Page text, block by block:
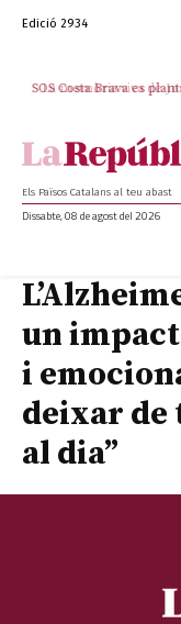
Edició 2934
La memòria viva de
Els Països Catalans al teu abast
Dissabte, 08 de agost del 2026
un
i
deixar de
al dia”